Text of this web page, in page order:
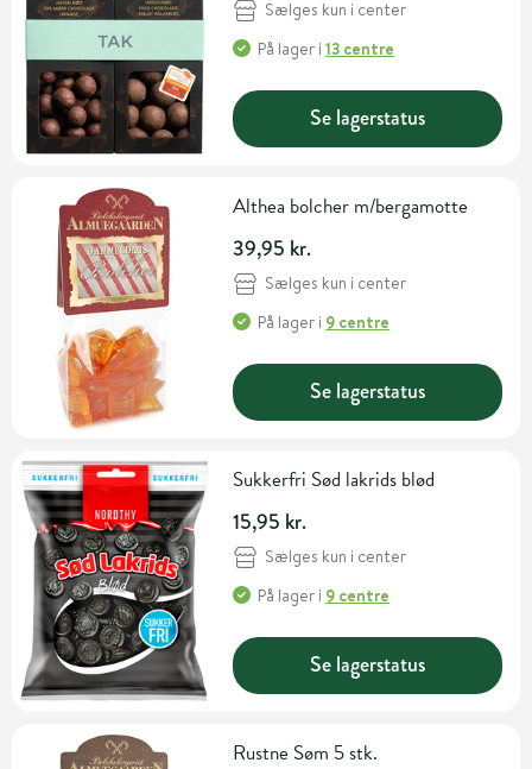
Sælges kun i center
På lager i13 centre
Se lagerstatus
Althea bolcher m/bergamotte
39,95 kr.
Sælges kun i center
På lager i 9 centre
Se lagerstatus
Sukkerfri Sød lakrids blød
15,95 kr.
Sælges kun i center
På lager i 9 centre
Se lagerstatus
Rustne Søm 5 stk.